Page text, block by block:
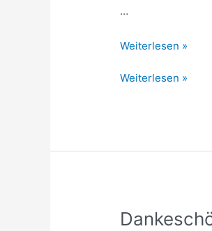
…
Takker
Thanks
Weiterlesen »
Takker
Weiterlesen »